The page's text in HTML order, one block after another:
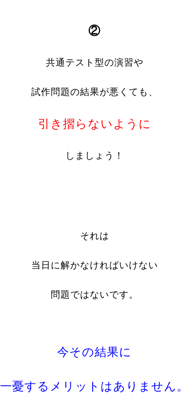
②
共通テスト型の演習や
試作問題の結果が悪くても、
引き摺らないように
しましょう！
それは
当日に解かなければいけない
問題ではないです。
今その結果に
一憂するメリットはありません。